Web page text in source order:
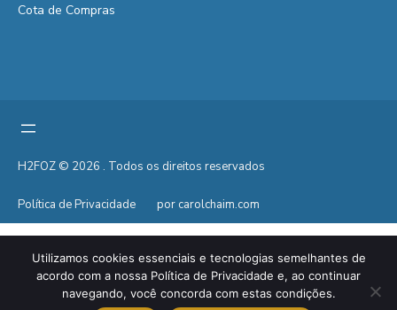
Cota de Compras
H2FOZ © 2026 . Todos os direitos reservados
Política de Privacidade por carolchaim.com
Utilizamos cookies essenciais e tecnologias semelhantes de
acordo com a nossa Política de Privacidade e, ao continuar
navegando, você concorda com estas condições.